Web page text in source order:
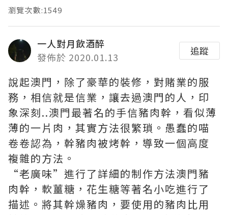
瀏覽次數:1549
一人對月飲酒醉
發佈於 2020.01.13
追蹤
說起澳門，除了豪華的裝修，對賭業的服
務，相信就是信業，讓去過澳門的人，印
象深刻..澳門最著名的手信豬肉幹，看似薄
薄的一片肉，其實方法很繁瑣。愚蠢的喵
卷卷認為，幹豬肉被烤幹，導致一個高度
複雜的方法。
“老廣味”進行了詳細的制作方法澳門豬
肉幹，軟薑糖，花生糖等著名小吃進行了
描述。將其幹燥豬肉，要使用的豬肉比用